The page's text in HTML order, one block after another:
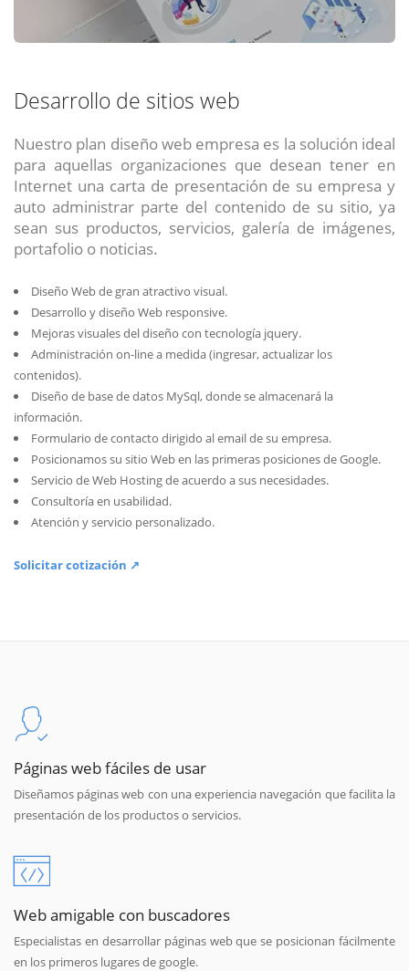
Desarrollo de sitios web
Nuestro plan diseño web empresa es la solución ideal
para aquellas organizaciones que desean tener en
Internet una carta de presentación de su empresa y
auto administrar parte del contenido de su sitio, ya
sean sus productos, servicios, galería de imágenes,
portafolio o noticias.
Diseño Web de gran atractivo visual.
Desarrollo y diseño Web responsive.
Mejoras visuales del diseño con tecnología jquery.
Administración on-line a medida (ingresar, actualizar los
contenidos).
Diseño de base de datos MySql, donde se almacenará la
información.
Formulario de contacto dirigido al email de su empresa.
Posicionamos su sitio Web en las primeras posiciones de Google.
Servicio de Web Hosting de acuerdo a sus necesidades.
Consultoría en usabilidad.
Atención y servicio personalizado.
Solicitar cotización ↗
Páginas web fáciles de usar
Diseñamos páginas web con una experiencia navegación que facilita la
presentación de los productos o servicios.
Web amigable con buscadores
Especialistas en desarrollar páginas web que se posicionan fácilmente
en los primeros lugares de google.